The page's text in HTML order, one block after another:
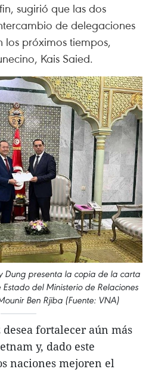
sugirió que las dos
de delegaciones
los próximos tiempos,
Kais Saied.
Dung presenta la copia de la carta
del Ministerio de Relaciones
Ben Rjiba (Fuente: VNA)
fortalecer aún más
y, dado este
naciones mejoren el